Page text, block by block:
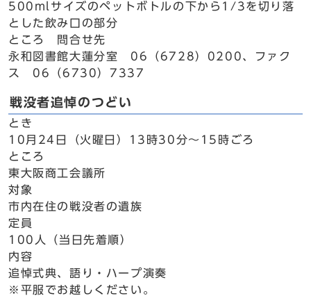
500mlサイズのペットボトルの下から1/3を切り落
とした飲み口の部分
ところ 問合せ先
永和図書館大蓮分室 06（6728）0200、ファク
ス 06（6730）7337
戦没者追悼のつどい
とき
10月24日（火曜日）13時30分～15時ごろ
ところ
東大阪商工会議所
対象
市内在住の戦没者の遺族
定員
100人（当日先着順）
内容
追悼式典、語り・ハープ演奏
※平服でお越しください。